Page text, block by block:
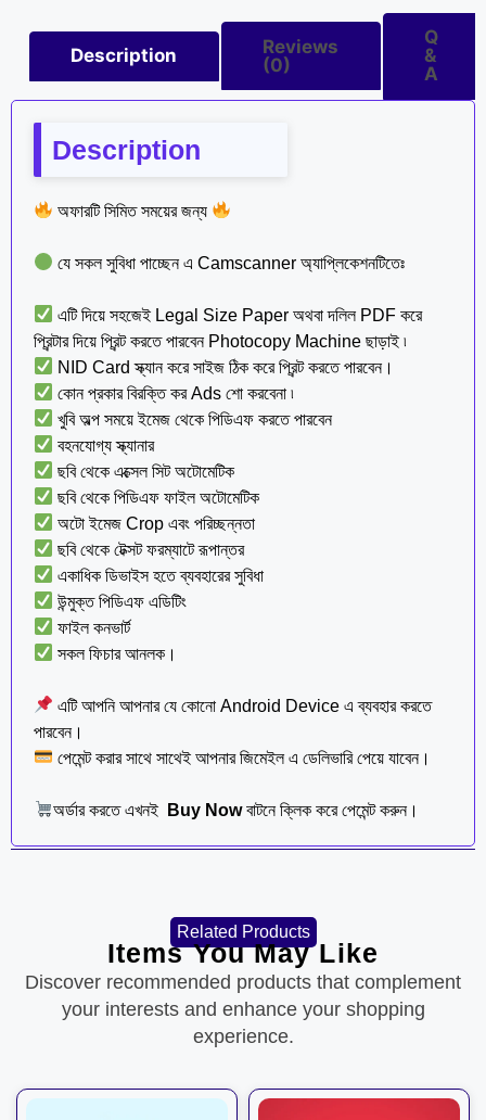
Description
Reviews
(0)
Q
&
A
Description
অফারটি সিমিত সময়ের জন্য
যে সকল সুবিধা পাচ্ছেন এ Camscanner অ্যাপ্লিকেশনটিতেঃ
এটি দিয়ে সহজেই Legal Size Paper অথবা দলিল PDF করে
প্রিন্টার দিয়ে প্রিন্ট করতে পারবেন Photocopy Machine ছাড়াই ৷
NID Card স্ক্যান করে সাইজ ঠিক করে প্রিন্ট করতে পারবেন।
কোন প্রকার বিরক্তি কর Ads শো করবেনা ৷
খুবি অল্প সময়ে ইমেজ থেকে পিডিএফ করতে পারবেন
বহনযোগ্য স্ক্যানার
ছবি থেকে এক্সেল সিট অটোমেটিক
ছবি থেকে পিডিএফ ফাইল অটোমেটিক
অটো ইমেজ Crop এবং পরিচ্ছন্নতা
ছবি থেকে টেক্সট ফরম্যাটে রূপান্তর
একাধিক ডিভাইস হতে ব্যবহারের সুবিধা
উন্মুক্ত পিডিএফ এডিটিং
ফাইল কনভার্ট
সকল ফিচার আনলক।
এটি আপনি আপনার যে কোনো Android Device এ ব্যবহার করতে
পারবেন।
পেমেন্ট করার সাথে সাথেই আপনার জিমেইল এ ডেলিভারি পেয়ে যাবেন।
অর্ডার করতে এখনই Buy Nowবাটনে ক্লিক করে পেমেন্ট করুন।
Related Products
Items You May Like
Discover recommended products that complement
your interests and enhance your shopping
experience.